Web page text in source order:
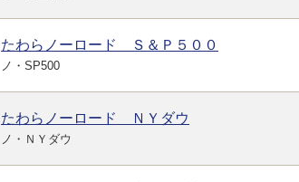
たわらノーロード Ｓ＆Ｐ５００
ノ・SP500
たわらノーロード ＮＹダウ
ノ・ＮＹダウ